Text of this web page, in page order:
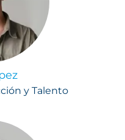
y Talento